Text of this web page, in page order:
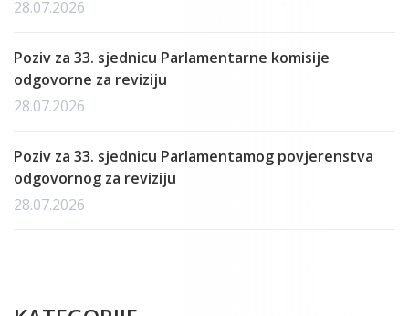
28.07.2026
Poziv za 33. sjednicu Parlamentarne komisije
odgovorne za reviziju
28.07.2026
Poziv za 33. sjednicu Parlamentamog povjerenstva
odgovornog za reviziju
28.07.2026